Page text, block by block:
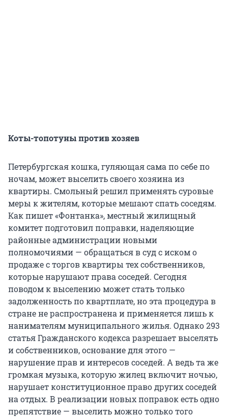
Коты-топотуны против хозяев
Петербургская кошка, гуляющая сама по себе по
ночам, может выселить своего хозяина из
квартиры. Смольный решил применять суровые
меры к жителям, которые мешают спать соседям.
Как пишет «Фонтанка», местный жилищный
комитет подготовил поправки, наделяющие
районные администрации новыми
полномочиями — обращаться в суд с иском о
продаже с торгов квартиры тех собственников,
которые нарушают права соседей. Сегодня
поводом к выселению может стать только
задолженность по квартплате, но эта процедура в
стране не распространена и применяется лишь к
нанимателям муниципального жилья. Однако 293
статья Гражданского кодекса разрешает выселять
и собственников, основание для этого —
нарушение прав и интересов соседей. А ведь та же
громкая музыка, которую жилец включит ночью,
нарушает конституционное право других соседей
на отдых. В реализации новых поправок есть одно
препятствие — выселить можно только того